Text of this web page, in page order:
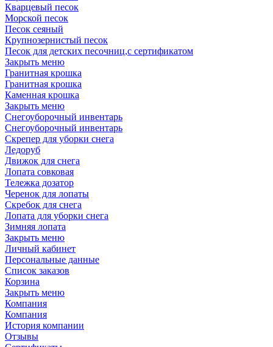
Кварцевый песок
Морской песок
Песок сеяный
Крупнозернистый песок
Песок для детских песочниц,с сертификатом
Закрыть меню
Гранитная крошка
Гранитная крошка
Каменная крошка
Закрыть меню
Cнегоуборочный инвентарь
Снегоуборочный инвентарь
Скрепер для уборки снега
Ледоруб
Движок для снега
Лопата совковая
Тележка дозатор
Черенок для лопаты
Скребок для снега
Лопата для уборки снега
Зимняя лопата
Закрыть меню
Личный кабинет
Персональные данные
Список заказов
Корзина
Закрыть меню
Компания
Компания
История компании
Отзывы